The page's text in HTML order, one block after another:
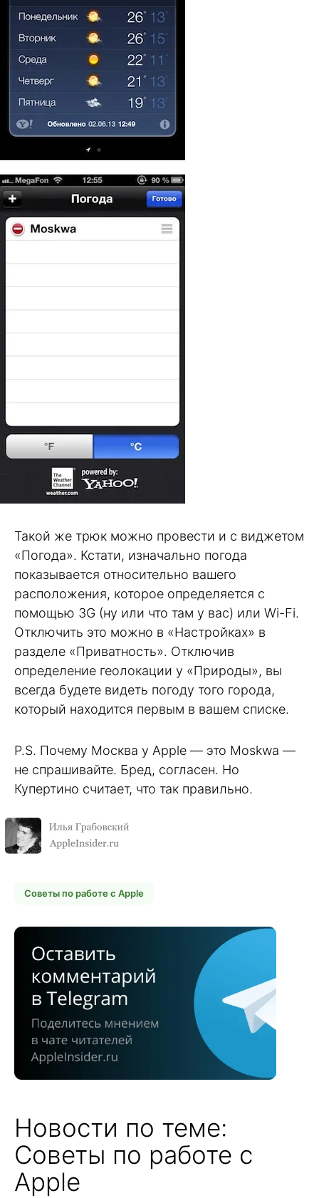
Такой же трюк можно провести и с виджетом
«Погода». Кстати, изначально погода
показывается относительно вашего
расположения, которое определяется с
помощью 3G (ну или что там у вас) или Wi-Fi.
Отключить это можно в «Настройках» в
разделе «Приватность». Отключив
определение геолокации у «Природы», вы
всегда будете видеть погоду того города,
который находится первым в вашем списке.
P.S. Почему Москва у Apple — это Moskwa —
не спрашивайте. Бред, согласен. Но
Купертино считает, что так правильно.
Советы по работе с Apple
Новости по теме:
Советы по работе с
Apple